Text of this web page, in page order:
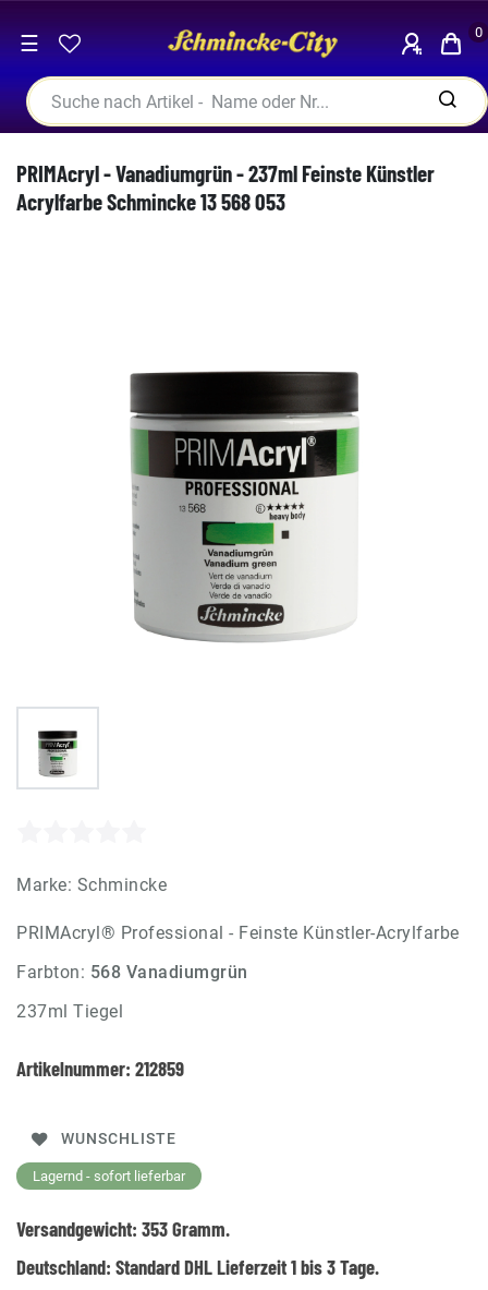
☰ 0
PRIMAcryl - Vanadiumgrün - 237ml Feinste Künstler
Acrylfarbe Schmincke 13 568 053
Marke: Schmincke
PRIMAcryl® Professional - Feinste Künstler-Acrylfarbe
Farbton: 568 Vanadiumgrün
237ml Tiegel
Artikelnummer: 212859
WUNSCHLISTE
Lagernd - sofort lieferbar
Versandgewicht: 353Gramm.
Deutschland: Standard DHL Lieferzeit 1 bis 3 Tage.